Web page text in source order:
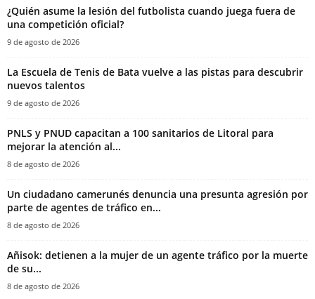
¿Quién asume la lesión del futbolista cuando juega fuera de
una competición oficial?
9 de agosto de 2026
La Escuela de Tenis de Bata vuelve a las pistas para descubrir
nuevos talentos
9 de agosto de 2026
PNLS y PNUD capacitan a 100 sanitarios de Litoral para
mejorar la atención al...
8 de agosto de 2026
‎Un ciudadano camerunés denuncia una presunta agresión por
parte de agentes de tráfico en...
8 de agosto de 2026
Añisok: detienen a la mujer de un agente tráfico por la muerte
de su...
8 de agosto de 2026